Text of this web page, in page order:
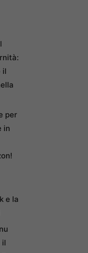
il
per
in
e la
il